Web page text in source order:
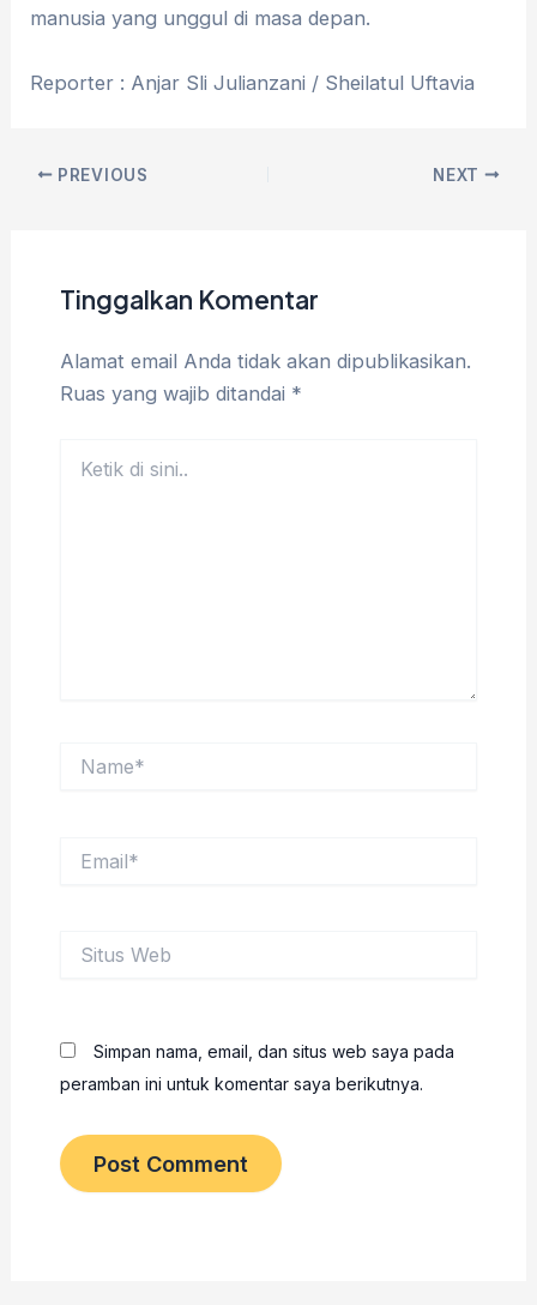
manusia yang unggul di masa depan.
Reporter : Anjar Sli Julianzani / Sheilatul Uftavia
PREVIOUS NEXT
Tinggalkan Komentar
Alamat email Anda tidak akan dipublikasikan.
Ruas yang wajib ditandai *
Web
Simpan nama, email, dan situs web saya pada
peramban ini untuk komentar saya berikutnya.